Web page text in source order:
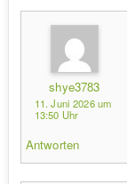
shye3783
11. Juni 2026 um
13:50 Uhr
Antworten